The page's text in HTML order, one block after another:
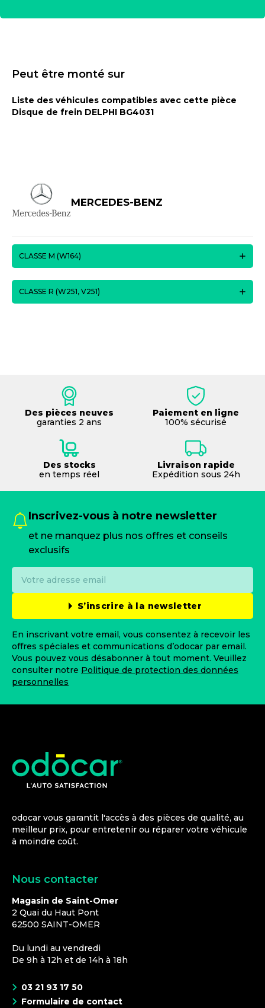
Peut être monté sur
Liste des véhicules compatibles avec cette pièce
Disque de frein DELPHI BG4031
MERCEDES-BENZ
CLASSE M (W164)
CLASSE R (W251, V251)
Des pièces neuves
garanties 2 ans
Paiement en ligne
100% sécurisé
Des stocks
en temps réel
Livraison rapide
Expédition sous 24h
Inscrivez-vous à notre newsletter
et ne manquez plus nos offres et conseils
exclusifs
S’inscrire à la newsletter
En inscrivant votre email, vous consentez à recevoir les
offres spéciales et communications d’odocar par email.
Vous pouvez vous désabonner à tout moment. Veuillez
consulter notre Politique de protection des données
personnelles
odocar vous garantit l'accès à des pièces de qualité, au
meilleur prix, pour entretenir ou réparer votre véhicule
à moindre coût.
Nous contacter
Magasin de Saint-Omer
2 Quai du Haut Pont
62500 SAINT-OMER
Du lundi au vendredi
De 9h à 12h et de 14h à 18h
03 21 93 17 50
Formulaire de contact